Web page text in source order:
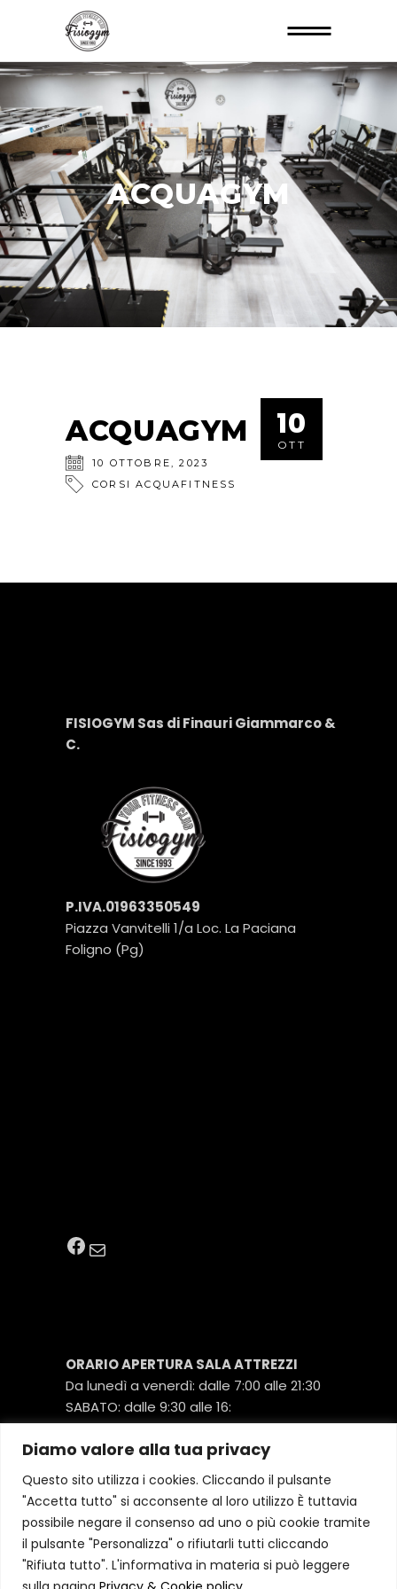
Diamo valore alla tua privacy
Questo sito utilizza i cookies. Cliccando il pulsante
"Accetta tutto" si acconsente al loro utilizzo È tuttavia
possibile negare il consenso ad uno o più cookie tramite
il pulsante "Personalizza" o rifiutarli tutti cliccando
"Rifiuta tutto". L'informativa in materia si può leggere
ACQUAGYM
10
OTT
ACQUAGYM
10 OTTOBRE ,2023
CORSI ACQUAFITNESS
FISIOGYM Sas di Finauri Giammarco &
C.
P.IVA.01963350549
Piazza Vanvitelli 1/a Loc. La Paciana
Foligno (Pg)
Facebook
Email
ORARIO APERTURA SALA ATTREZZI
Da lunedì a venerdì: dalle 7:00 alle 21:30
SABATO: dalle 9:30 alle 16:
COPERTURA ISTRUTTORI SALA
ATTREZZI:
Da lunedì a venerdì dalle 9:00 alle 12:00 e
dalle 13:00 alle 21:30
SABATO dalle 10;:00 alle 16:00